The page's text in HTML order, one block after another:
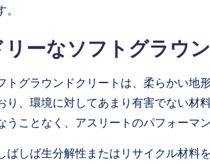
ーなソフトグラウ
トグラウンドクリートは、柔らかい地
り、環境に対してあまり有害でない材
うことなく、アスリートのパフォーマ
ばしば生分解性またはリサイクル材料